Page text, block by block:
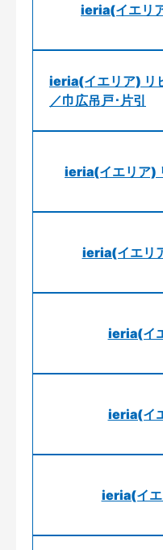
ieria(イエリ
ieria(イエリア) リ
／巾広吊戸･片引
ieria(イエリア)
ieria(イエリ
ieria(イ
ieria(イ
ieria(イエ